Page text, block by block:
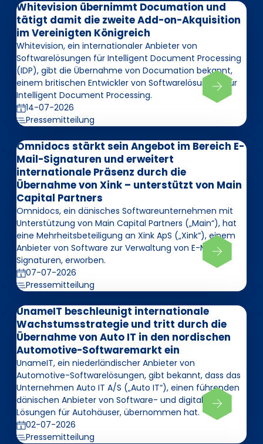
Whitevision übernimmt Documation und
tätigt damit die zweite Add-on-Akquisition
im Vereinigten Königreich
Whitevision, ein internationaler Anbieter von
Softwarelösungen für Intelligent Document Processing
(IDP), gibt die Übernahme von Documation bekannt,
einem britischen Entwickler von Softwarelösungen für
Intelligent Document Processing.
14-07-2026
Pressemitteilung
Omnidocs stärkt sein Angebot im Bereich E-
Mail-Signaturen und erweitert
internationale Präsenz durch die
Übernahme von Xink – unterstützt von Main
Capital Partners
Omnidocs, ein dänisches Softwareunternehmen mit
Unterstützung von Main Capital Partners („Main“), hat
eine Mehrheitsbeteiligung an Xink ApS („Xink“), einem
Anbieter von Software zur Verwaltung von E-Mail-
Signaturen, erworben.
07-07-2026
Pressemitteilung
UnameIT beschleunigt internationale
Wachstumsstrategie und tritt durch die
Übernahme von Auto IT in den nordischen
Automotive-Softwaremarkt ein
UnameIT, ein niederländischer Anbieter von
Automotive-Softwarelösungen, gibt bekannt, dass das
Unternehmen Auto IT A/S („Auto IT“), einen führenden
dänischen Anbieter von Software- und digitalen
Lösungen für Autohäuser, übernommen hat.
02-07-2026
Pressemitteilung